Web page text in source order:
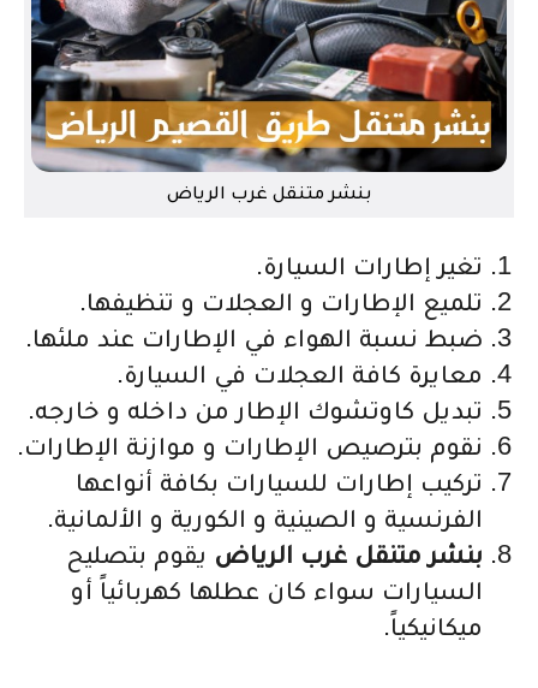
بنشر متنقل غرب الرياض
تغير إطارات السيارة.
تلميع الإطارات و العجلات و تنظيفها.
ضبط نسبة الهواء في الإطارات عند ملئها.
معايرة كافة العجلات في السيارة.
تبديل كاوتشوك الإطار من داخله و خارجه.
نقوم بترصيص الإطارات و موازنة الإطارات.
تركيب إطارات للسيارات بكافة أنواعها
الفرنسية و الصينية و الكورية و الألمانية.
بنشر متنقل غرب الرياض يقوم بتصليح
السيارات سواء كان عطلها كهربائياً أو
ميكانيكياً.